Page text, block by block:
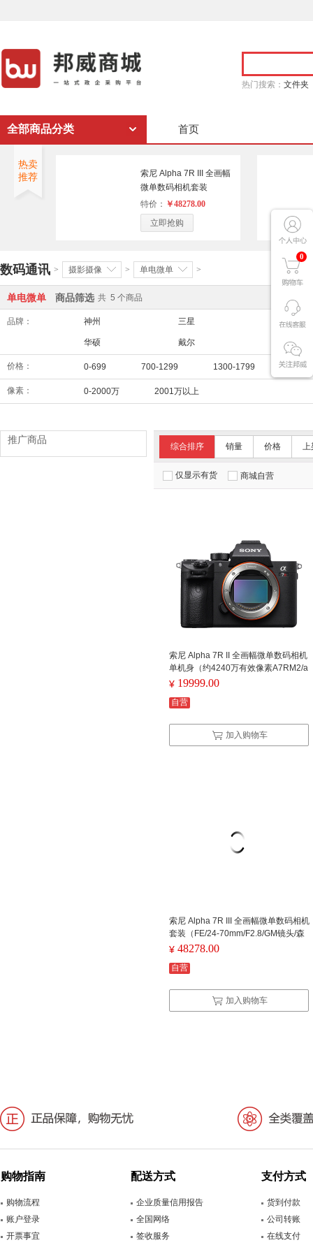
热门搜索： 文件夹
0
全部商品分类 首页
热卖
推荐
索尼 Alpha 7R III 全画幅
微单数码相机套装
（FE/24-70mm/F2.8/GM
镜头/森养三阳电影镜头
套装14/35/85索尼e卡口/
全画幅大光圈）（单位:
套）
特价： ￥48278.00
立即抢购
数码通讯 > 摄影摄像 > 单电微单 >
单电微单 商品筛选 共 5 个商品
品牌： 神州 三星 华为
华硕 戴尔 联想
价格： 0-699 700-1299 1300-1799
像素： 0-2000万 2001万以上
综合排序 销量 价格 上
仅显示有货 商城自营
索尼 Alpha 7R II 全画幅微单数码相机
单机身（约4240万有效像素A7RM2/a
7r2）(配128G存储卡/三脚架/UV镜/清
¥ 19999.00
自营
加入购物车
索尼 Alpha 7R III 全画幅微单数码相机
套装（FE/24-70mm/F2.8/GM镜头/森
养三阳电影镜头套装14/35/85索尼e卡
全画幅大光圈）（单位:套）
¥ 48278.00
自营
加入购物车
推广商品
特价：￥7840.00
黑色